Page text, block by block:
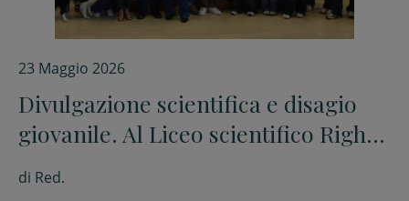
23 Maggio 2026
Divulgazione scientifica e disagio
giovanile. Al Liceo scientifico Righi
premiati i vincitori della borsa di
studio “Filippo Prati”
di Red.